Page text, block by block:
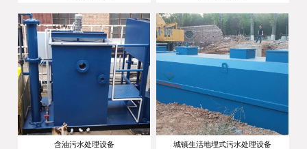
含油污水处理设备 城镇生活地埋式污水处理设备